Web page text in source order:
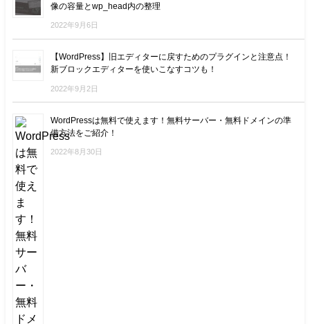
像の容量とwp_head内の整理
2022年9月6日
【WordPress】旧エディターに戻すためのプラグインと注意点！
新ブロックエディターを使いこなすコツも！
2022年9月2日
WordPressは無料で使えます！無料サーバー・無料ドメインの準
備方法をご紹介！
2022年8月30日